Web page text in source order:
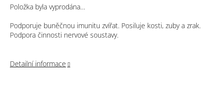
Položka byla vyprodána…
Podporuje buněčnou imunitu zvířat. Posiluje kosti, zuby a zrak.
Podpora činnosti nervové soustavy.
Detailní informace